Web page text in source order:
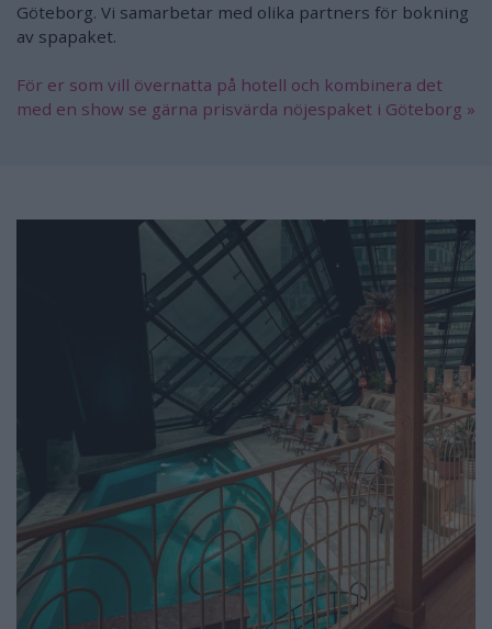
Göteborg. Vi samarbetar med olika partners för bokning
av spapaket.
För er som vill övernatta på hotell och kombinera det
med en show se gärna prisvärda nöjespaket i Göteborg »